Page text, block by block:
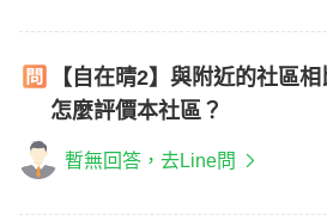
【自在晴2】與附近的社區
怎麼評價本社區？
暫無回答，去Line問